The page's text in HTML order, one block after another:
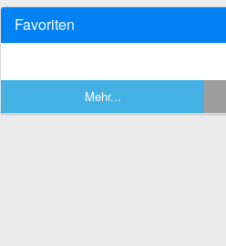
Favoriten
Mehr...